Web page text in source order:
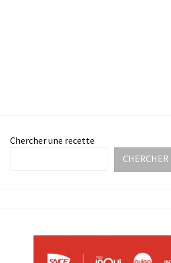
Chercher une recette
CHERCHER